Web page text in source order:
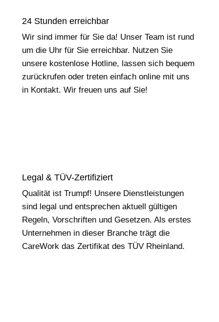
24 Stunden erreichbar
Wir sind immer für Sie da! Unser Team ist rund
um die Uhr für Sie erreichbar. Nutzen Sie
unsere kostenlose Hotline, lassen sich bequem
zurückrufen oder treten einfach online mit uns
in Kontakt. Wir freuen uns auf Sie!
Legal & TÜV-Zertifiziert
Qualität ist Trumpf! Unsere Dienstleistungen
sind legal und entsprechen aktuell gültigen
Regeln, Vorschriften und Gesetzen. Als erstes
Unternehmen in dieser Branche trägt die
CareWork das Zertifikat des TÜV Rheinland.